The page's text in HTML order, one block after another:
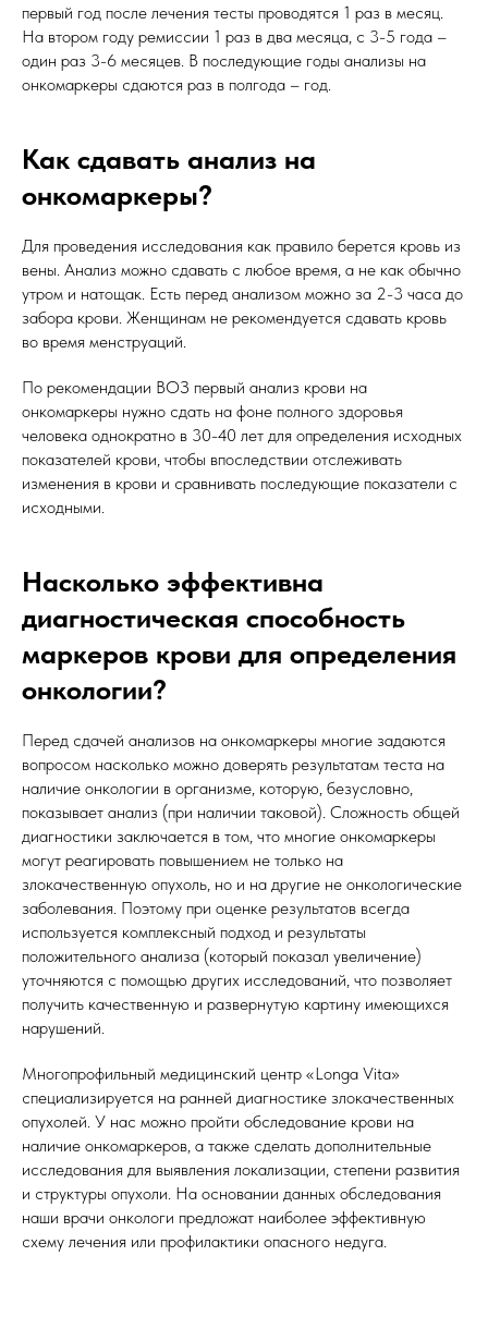
первый год после лечения тесты проводятся 1 раз в месяц.
На втором году ремиссии 1 раз в два месяца, с 3-5 года –
один раз 3-6 месяцев. В последующие годы анализы на
онкомаркеры сдаются раз в полгода – год.
Как сдавать анализ на
онкомаркеры?
Для проведения исследования как правило берется кровь из
вены. Анализ можно сдавать с любое время, а не как обычно
утром и натощак. Есть перед анализом можно за 2-3 часа до
забора крови. Женщинам не рекомендуется сдавать кровь
во время менструаций.
По рекомендации ВОЗ первый анализ крови на
онкомаркеры нужно сдать на фоне полного здоровья
человека однократно в 30-40 лет для определения исходных
показателей крови, чтобы впоследствии отслеживать
изменения в крови и сравнивать последующие показатели с
исходными.
Насколько эффективна
диагностическая способность
маркеров крови для определения
онкологии?
Перед сдачей анализов на онкомаркеры многие задаются
вопросом насколько можно доверять результатам теста на
наличие онкологии в организме, которую, безусловно,
показывает анализ (при наличии таковой). Сложность общей
диагностики заключается в том, что многие онкомаркеры
могут реагировать повышением не только на
злокачественную опухоль, но и на другие не онкологические
заболевания. Поэтому при оценке результатов всегда
используется комплексный подход и результаты
положительного анализа (который показал увеличение)
уточняются с помощью других исследований, что позволяет
получить качественную и развернутую картину имеющихся
нарушений.
Многопрофильный медицинский центр «Longa Vita»
специализируется на ранней диагностике злокачественных
опухолей. У нас можно пройти обследование крови на
наличие онкомаркеров, а также сделать дополнительные
исследования для выявления локализации, степени развития
и структуры опухоли. На основании данных обследования
наши врачи онкологи предложат наиболее эффективную
схему лечения или профилактики опасного недуга.